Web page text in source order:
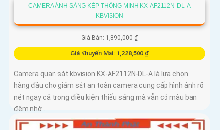
CAMERA ÁNH SÁNG KÉP THÔNG MINH KX-AF2112N-DL-A
KBVISION
Giá Bán: 1,890,000 ₫
Giá Khuyến Mại: 1,228,500 ₫
Camera quan sát kbvision KX-AF2112N-DL-A là lựa chọn
hàng đầu cho giám sát an toàn camera cung cấp hình ảnh rõ
nét ngay cả trong điều kiện thiếu sáng mà vẫn có màu ban
đêm nhờ...